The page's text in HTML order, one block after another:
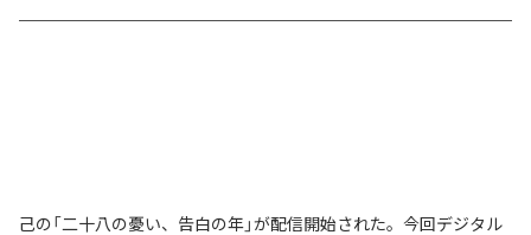
己の「二十八の憂い、告白の年」が配信開始された。今回デジタル